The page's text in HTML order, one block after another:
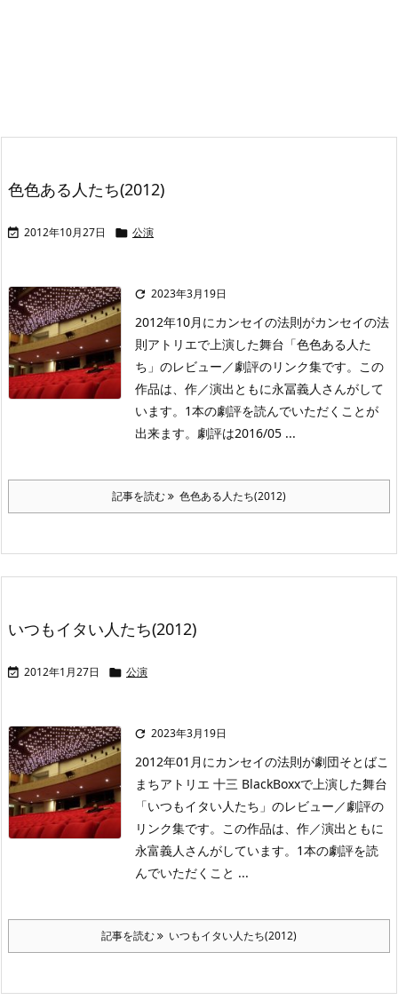
色色ある人たち(2012)
 2012年10月27日  公演
 2023年3月19日
2012年10月にカンセイの法則がカンセイの法
則アトリエで上演した舞台「色色ある人た
ち」のレビュー／劇評のリンク集です。この
作品は、作／演出ともに永冨義人さんがして
います。1本の劇評を読んでいただくことが
出来ます。劇評は2016/05 ...
記事を読む 色色ある人たち(2012)
いつもイタい人たち(2012)
 2012年1月27日  公演
 2023年3月19日
2012年01月にカンセイの法則が劇団そとばこ
まちアトリエ 十三 BlackBoxxで上演した舞台
「いつもイタい人たち」のレビュー／劇評の
リンク集です。この作品は、作／演出ともに
永富義人さんがしています。1本の劇評を読
んでいただくこと ...
記事を読む いつもイタい人たち(2012)